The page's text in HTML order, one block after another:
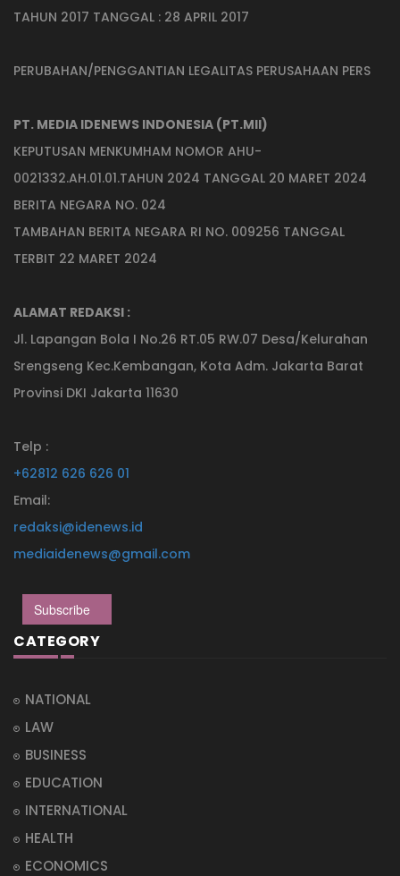
TAHUN 2017 TANGGAL : 28 APRIL 2017
PERUBAHAN/PENGGANTIAN LEGALITAS PERUSAHAAN PERS
PT. MEDIA IDENEWS INDONESIA (PT.MII)
KEPUTUSAN MENKUMHAM NOMOR AHU-
0021332.AH.01.01.TAHUN 2024 TANGGAL 20 MARET 2024
BERITA NEGARA NO. 024
TAMBAHAN BERITA NEGARA RI NO. 009256 TANGGAL
TERBIT 22 MARET 2024
ALAMAT REDAKSI :
Jl. Lapangan Bola I No.26 RT.05 RW.07 Desa/Kelurahan
Srengseng Kec.Kembangan, Kota Adm. Jakarta Barat
Provinsi DKI Jakarta 11630
Telp :
+62812 626 626 01
Email:
redaksi@idenews.id
mediaidenews@gmail.com
Subscribe
CATEGORY
NATIONAL
LAW
BUSINESS
EDUCATION
INTERNATIONAL
HEALTH
ECONOMICS